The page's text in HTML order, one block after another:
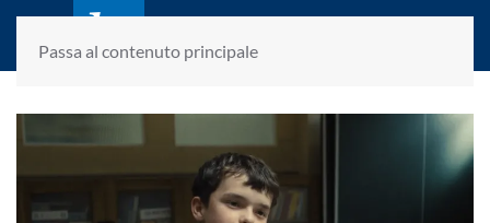
Passa al contenuto principale
laletteraturaenoi.it
fondato da Romano Luperini